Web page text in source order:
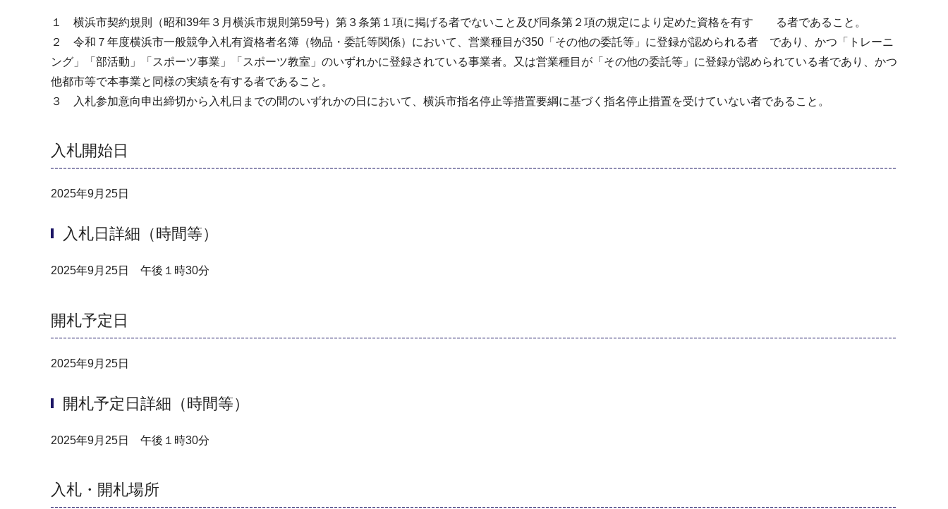
１ 横浜市契約規則（昭和39年３月横浜市規則第59号）第３条第１項に掲げる者でないこと及び同条第２項の規定により定めた資格を有す る者であること。
２ 令和７年度横浜市一般競争入札有資格者名簿（物品・委託等関係）において、営業種目が350「その他の委託等」に登録が認められる者 であり、かつ「トレーニ
ング」「部活動」「スポーツ事業」「スポーツ教室」のいずれかに登録されている事業者。又は営業種目が「その他の委託等」に登録が認められている者であり、かつ
他都市等で本事業と同様の実績を有する者であること。
３ 入札参加意向申出締切から入札日までの間のいずれかの日において、横浜市指名停止等措置要綱に基づく指名停止措置を受けていない者であること。
入札開始日
2025年9月25日
入札日詳細（時間等）
2025年9月25日 午後１時30分
開札予定日
2025年9月25日
開札予定日詳細（時間等）
2025年9月25日 午後１時30分
入札・開札場所